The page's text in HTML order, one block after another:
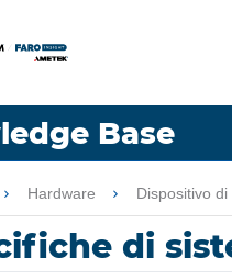
Base
riduci gerarchia
Hardware Dispositivo di
di